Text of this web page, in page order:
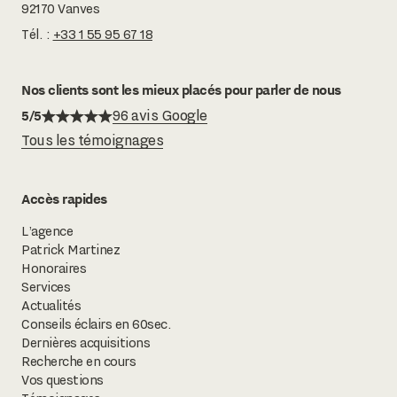
92170 Vanves
Tél. : +33 1 55 95 67 18
Nos clients sont les mieux placés pour parler de nous
5/5
96 avis Google
Tous les témoignages
Accès rapides
L’agence
Patrick Martinez
Honoraires
Services
Actualités
Conseils éclairs en 60sec.
Dernières acquisitions
Recherche en cours
Vos questions